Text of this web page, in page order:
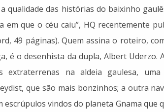
qualidade das histórias do baixinho
em que o céu caiu”, HQ recentemente
49 páginas). Quem assina o roteiro,
é o desenhista da dupla, Albert Uderzo.
extraterrenas na aldeia gaulesa,
que são mais bonzinhos; a outra
escrúpulos vindos do planeta Gnama que